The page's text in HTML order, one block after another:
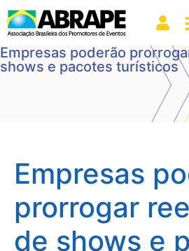
Empresas poderão
shows e pacotes turísticos
Empresas
prorrogar
de shows e